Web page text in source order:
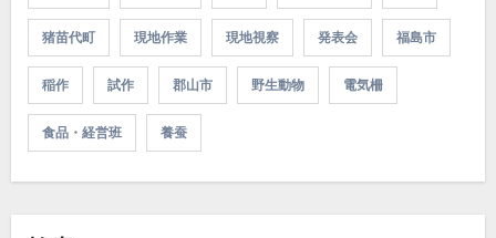
猪苗代町 現地作業 現地視察 発表会 福島市
稲作 試作 郡山市 野生動物 電気柵
食品・経営班 養蚕